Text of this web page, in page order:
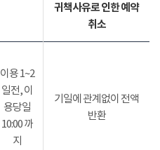
귀책사유로 인한 예약
취소
이용 1~2
일전, 이
용당일
10:00 까
지
기일에 관계없이 전액
반환